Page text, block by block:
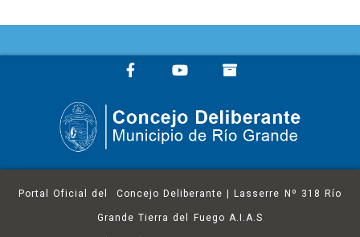
Portal Oficial del Concejo Deliberante | Lasserre Nº 318 Río
Grande Tierra del Fuego A.I.A.S